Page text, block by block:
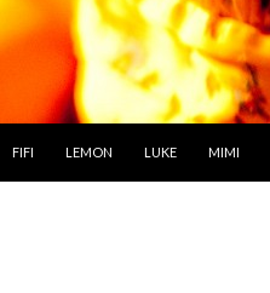
FIFI
LEMON LUKE MIMI